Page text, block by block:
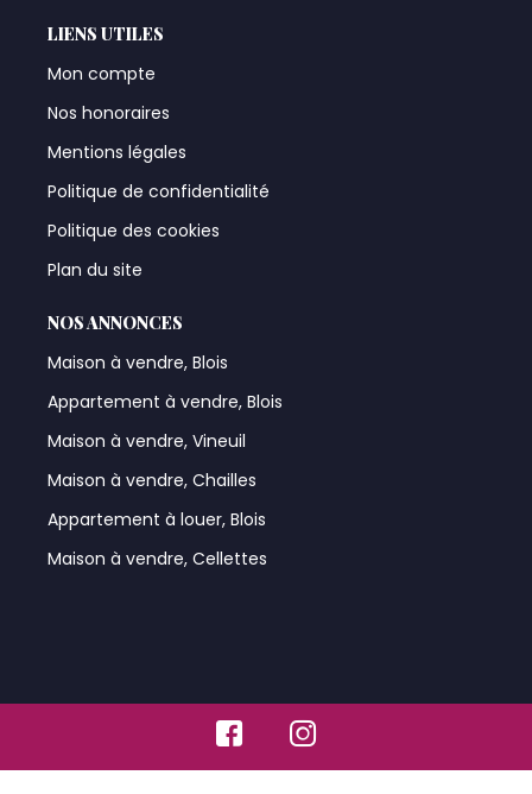
LIENS UTILES
Mon compte
Nos honoraires
Mentions légales
Politique de confidentialité
Politique des cookies
Plan du site
NOS ANNONCES
Maison à vendre, Blois
Appartement à vendre, Blois
Maison à vendre, Vineuil
Maison à vendre, Chailles
Appartement à louer, Blois
Maison à vendre, Cellettes